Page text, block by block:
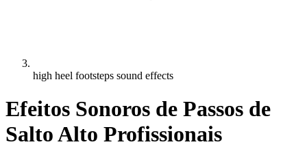
high heel footsteps sound effects
Efeitos Sonoros de Passos de
Salto Alto Profissionais